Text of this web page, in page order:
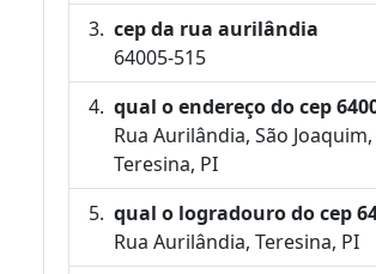
cep da rua aurilândia
64005-515
qual o endereço do cep
Rua Aurilândia, São Joaquim,
Teresina, PI
qual o logradouro do cep
Rua Aurilândia, Teresina, PI